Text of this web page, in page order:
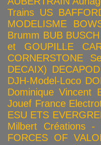
Trains US
MODELISME
Brumm BUB BUSCH
et GOUPILLE
CORNERSTONE
DECAIX) DECAPOD
DJH-Model-Loco
Dominique Vincent
Jouef France
ESU ETS
Milbert Créations -
FORCES OF